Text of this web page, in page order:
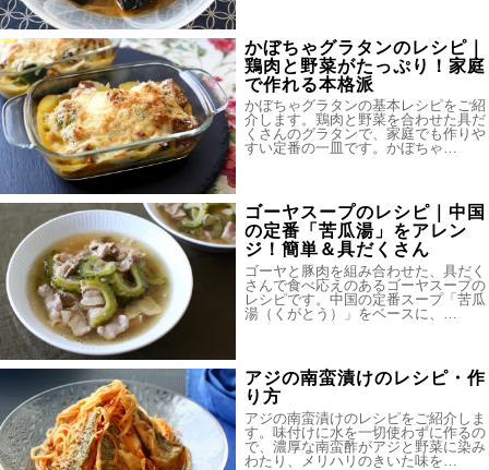
かぼちゃグラタンのレシピ｜
鶏肉と野菜がたっぷり！家庭
で作れる本格派
かぼちゃグラタンの基本レシピをご紹
介します。鶏肉と野菜を合わせた具だ
くさんのグラタンで、家庭でも作りや
すい定番の一皿です。かぼちゃ…
ゴーヤスープのレシピ｜中国
の定番「苦瓜湯」をアレン
ジ！簡単＆具だくさん
ゴーヤと豚肉を組み合わせた、具だく
さんで食べ応えのあるゴーヤスープの
レシピです。中国の定番スープ「苦瓜
湯（くがとう）」をベースに、…
アジの南蛮漬けのレシピ・作
り方
アジの南蛮漬けのレシピをご紹介しま
す。味付けに水を一切使わずに作るの
で、濃厚な南蛮酢がアジと野菜に染み
わたり、メリハリのきいた味を…